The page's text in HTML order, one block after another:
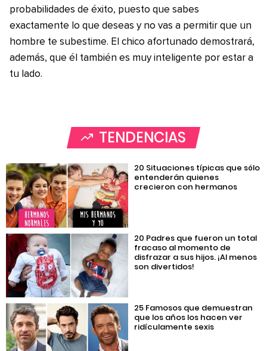
probabilidades de éxito, puesto que sabes
exactamente lo que deseas y no vas a permitir que un
hombre te subestime. El chico afortunado demostrará,
además, que él también es muy inteligente por estar a
tu lado.
TENDENCIAS
20 Situaciones típicas que sólo
entenderán quienes
crecieron con hermanos
20 Padres que fueron un total
fracaso al momento de
disfrazar a sus hijos. ¡Al menos
son divertidos!
25 Famosos que demuestran
que los años los hacen ver
ridículamente sexis